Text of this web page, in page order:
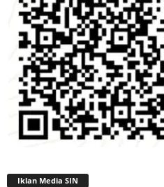
Iklan Media SIN